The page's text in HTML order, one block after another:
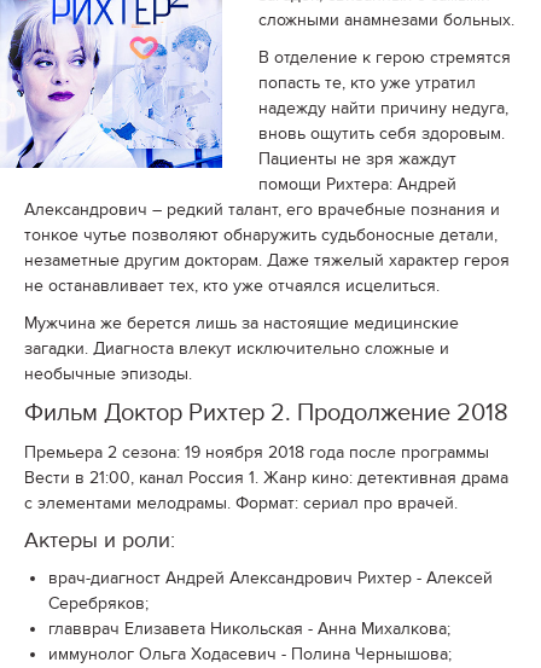
сложными анамнезами больных.
В отделение к герою стремятся
попасть те, кто уже утратил
надежду найти причину недуга,
вновь ощутить себя здоровым.
Пациенты не зря жаждут
помощи Рихтера: Андрей
Александрович – редкий талант, его врачебные познания и
тонкое чутье позволяют обнаружить судьбоносные детали,
незаметные другим докторам. Даже тяжелый характер героя
не останавливает тех, кто уже отчаялся исцелиться.
Мужчина же берется лишь за настоящие медицинские
загадки. Диагноста влекут исключительно сложные и
необычные эпизоды.
Фильм Доктор Рихтер 2. Продолжение 2018
Премьера 2 сезона: 19 ноября 2018 года после программы
Вести в 21:00, канал Россия 1. Жанр кино: детективная драма
с элементами мелодрамы. Формат: сериал про врачей.
Актеры и роли:
врач-диагност Андрей Александрович Рихтер - Алексей
Серебряков;
главврач Елизавета Никольская - Анна Михалкова;
иммунолог Ольга Ходасевич - Полина Чернышова;